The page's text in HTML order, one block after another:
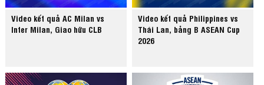
Video kết quả AC Milan vs
Inter Milan, Giao hữu CLB
Video kết quả Philippines vs
Thái Lan, bảng B ASEAN Cup
2026